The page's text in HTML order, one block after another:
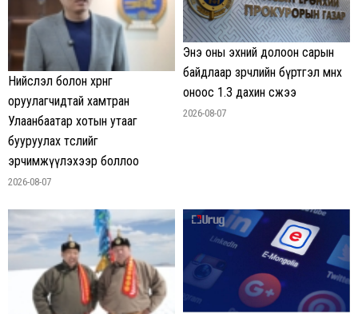
Нийслэл болон хөрөнгө
оруулагчидтай хамтран
Улаанбаатар хотын утааг
бууруулах төслийг
эрчимжүүлэхээр боллоо
2026-08-07
Энэ оны эхний долоон сарын
байдлаар зөрчлийн бүртгэл өмнөх
оноос 1.3 дахин өсжээ
2026-08-07